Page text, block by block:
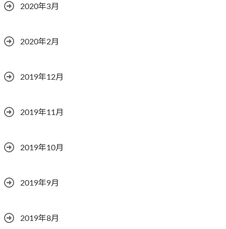
2020年3月
2020年2月
2019年12月
2019年11月
2019年10月
2019年9月
2019年8月